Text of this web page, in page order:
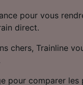
pour vous
direct.
chers, Trainline
pour comparer les